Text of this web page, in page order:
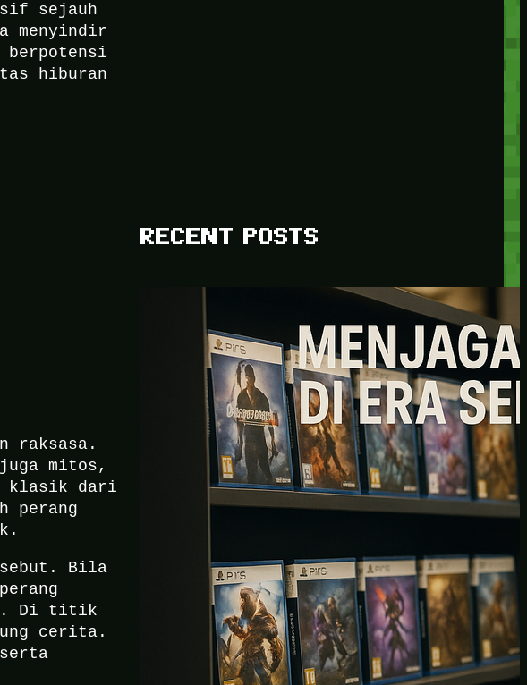
sejauh
menyindir
hiburan
raksasa.
mitos,
klasik dari
perang
Bila
Di titik
cerita.
RECENT POSTS